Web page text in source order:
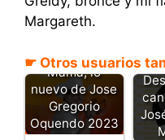
Margareth.
☛ Otros usuarios
Mamá, lo
nuevo de Jose
Gregorio
Oquendo 2023